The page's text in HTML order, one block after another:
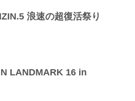
浪速の超復活祭り
LANDMARK 16 in